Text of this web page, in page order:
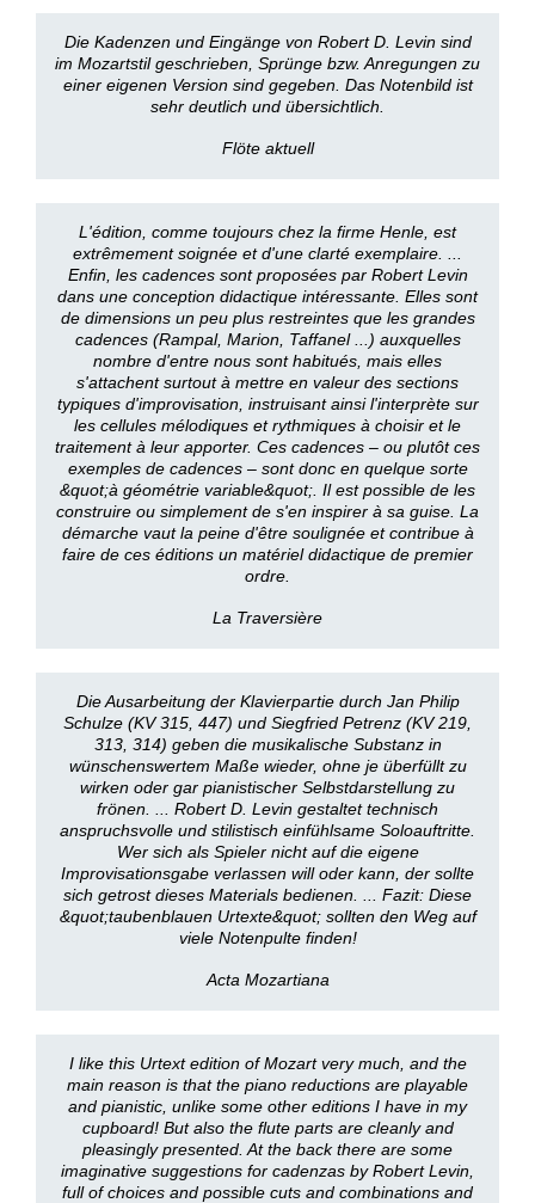
Die Kadenzen und Eingänge von Robert D. Levin sind
im Mozartstil geschrieben, Sprünge bzw. Anregungen zu
einer eigenen Version sind gegeben. Das Notenbild ist
sehr deutlich und übersichtlich.
Flöte aktuell
L'édition, comme toujours chez la firme Henle, est
extrêmement soignée et d'une clarté exemplaire. ...
Enfin, les cadences sont proposées par Robert Levin
dans une conception didactique intéressante. Elles sont
de dimensions un peu plus restreintes que les grandes
cadences (Rampal, Marion, Taffanel ...) auxquelles
nombre d'entre nous sont habitués, mais elles
s'attachent surtout à mettre en valeur des sections
typiques d'improvisation, instruisant ainsi l'interprète sur
les cellules mélodiques et rythmiques à choisir et le
traitement à leur apporter. Ces cadences – ou plutôt ces
exemples de cadences – sont donc en quelque sorte
&quot;à géométrie variable&quot;. Il est possible de les
construire ou simplement de s'en inspirer à sa guise. La
démarche vaut la peine d'être soulignée et contribue à
faire de ces éditions un matériel didactique de premier
ordre.
La Traversière
Die Ausarbeitung der Klavierpartie durch Jan Philip
Schulze (KV 315, 447) und Siegfried Petrenz (KV 219,
313, 314) geben die musikalische Substanz in
wünschenswertem Maße wieder, ohne je überfüllt zu
wirken oder gar pianistischer Selbstdarstellung zu
frönen. ... Robert D. Levin gestaltet technisch
anspruchsvolle und stilistisch einfühlsame Soloauftritte.
Wer sich als Spieler nicht auf die eigene
Improvisationsgabe verlassen will oder kann, der sollte
sich getrost dieses Materials bedienen. ... Fazit: Diese
&quot;taubenblauen Urtexte&quot; sollten den Weg auf
viele Notenpulte finden!
Acta Mozartiana
I like this Urtext edition of Mozart very much, and the
main reason is that the piano reductions are playable
and pianistic, unlike some other editions I have in my
cupboard! But also the flute parts are cleanly and
pleasingly presented. At the back there are some
imaginative suggestions for cadenzas by Robert Levin,
full of choices and possible cuts and combinations and